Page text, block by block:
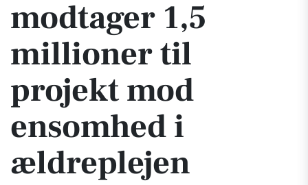
modtager 1,5
millioner til
projekt mod
ensomhed i
ældreplejen